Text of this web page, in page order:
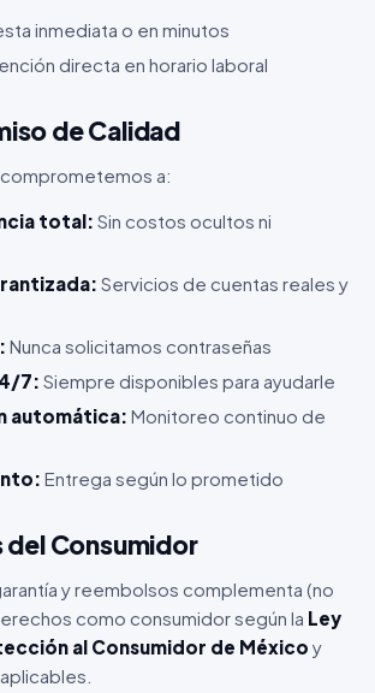
inmediata o en minutos
directa en horario laboral
de Calidad
a:
total: Sin costos ocultos ni
Servicios de cuentas reales y
Nunca solicitamos contraseñas
7: Siempre disponibles para ayudarle
automática: Monitoreo continuo de
Entrega según lo prometido
del Consumidor
y reembolsos complementa (no
como consumidor según la Ley
al Consumidor de México y